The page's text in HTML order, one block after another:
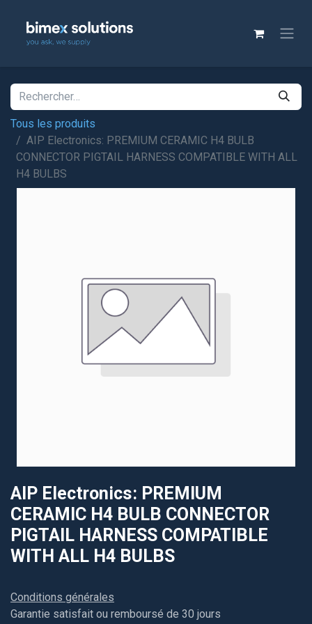
Tous les produits
AIP Electronics: PREMIUM CERAMIC H4 BULB
CONNECTOR PIGTAIL HARNESS COMPATIBLE WITH ALL
H4 BULBS
AIP Electronics: PREMIUM
CERAMIC H4 BULB CONNECTOR
PIGTAIL HARNESS COMPATIBLE
WITH ALL H4 BULBS
Conditions générales
Garantie satisfait ou remboursé de 30 jours